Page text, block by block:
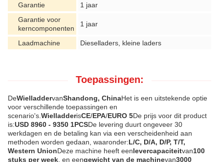
Garantie
1 jaar
Garantie voor
kerncomponenten
1 jaar
Laadmachine Dieselladers, kleine laders
Toepassingen:
DeWielladdervanShandong, ChinaHet is een uitstekende optie
voor verschillende toepassingen en
scenario's. WielladderisCE/EPA/EURO 5De prijs voor dit product
is:USD 8960 - 9350 1PCSDe levering duurt ongeveer 30
werkdagen en de betaling kan via een verscheidenheid aan
methoden worden gedaan, waaronder:L/C, D/A, D/P, T/T,
Western UnionDeze machine heeft eenlevercapaciteitvan100
stuks per week , en eengewicht van de machinevan3000